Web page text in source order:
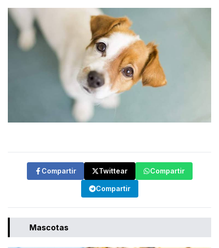
Compartir Twittear Compartir
Compartir
Mascotas